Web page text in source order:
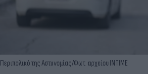
Περιπολικό της Αστυνομίας/Φωτ. αρχείου INTIME